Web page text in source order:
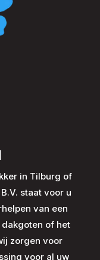
in Tilburg of
staat voor u
van een
of het
zorgen voor
voor al uw